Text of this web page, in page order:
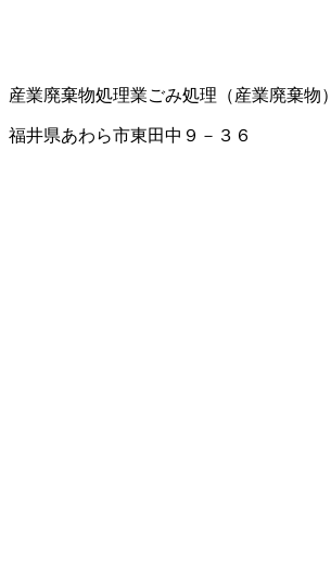
産業廃棄物処理業ごみ処理（産業廃棄物）
福井県あわら市東田中９－３６